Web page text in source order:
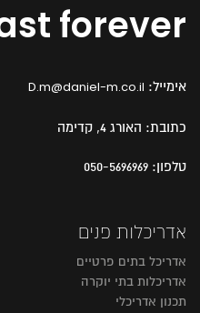
forever
אימייל: D.m@daniel-m.co.il
כתובת: האורג 4, קדימה
טלפון: 050-5696969
אדריכלות פנים
אדריכל בתים פרטיים
אדריכלות בתי יוקרה
תכנון אדריכלי